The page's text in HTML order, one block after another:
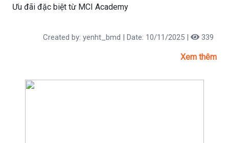
Ưu đãi đặc biệt từ MCI Academy
Created by: yenht_bmd | Date: 10/11/2025 | 339
Xem thêm